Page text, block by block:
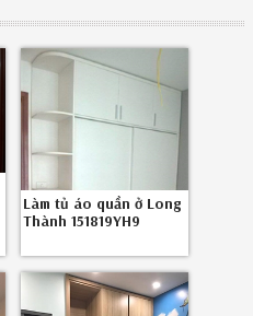
Làm tủ áo quần ở Long
Thành 151819YH9